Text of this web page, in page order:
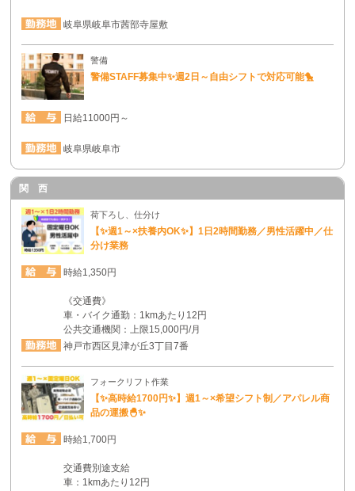
岐阜県岐阜市茜部寺屋敷
警備
警備STAFF募集中✨週2日～自由シフトで対応可能🐤
日給11000円～
岐阜県岐阜市
関 西
荷下ろし、仕分け
【✨週1～×扶養内OK✨】1日2時間勤務／男性活躍中／仕
分け業務
時給1,350円
《交通費》
車・バイク通勤：1kmあたり12円
公共交通機関：上限15,000円/月
神戸市西区見津が丘3丁目7番
フォークリフト作業
【✨高時給1700円✨】週1～×希望シフト制／アパレル商
品の運搬🐣✨
時給1,700円
交通費別途支給
車：1kmあたり12円